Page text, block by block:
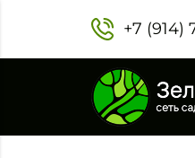
+7 (914)